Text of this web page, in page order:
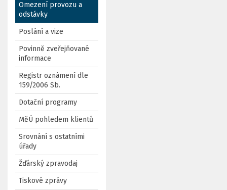
Omezení provozu a
odstávky
Poslání a vize
Povinně zveřejňované
informace
Registr oznámení dle
159/2006 Sb.
Dotační programy
MěÚ pohledem klientů
Srovnání s ostatními
úřady
Žďárský zpravodaj
Tiskové zprávy